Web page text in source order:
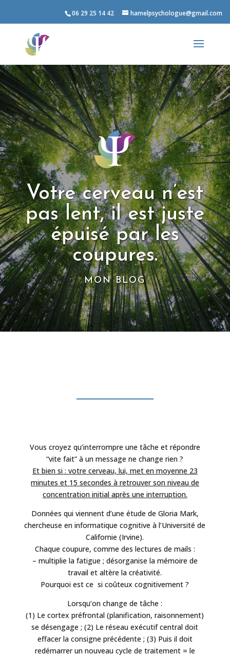
06 29 25 14 42 hamelpsychologue@gmail.com
Votre cerveau n’est
pas lent, il est juste
épuisé par les
coupures.
MON BLOG
Vous croyez qu’interrompre une tâche et répondre
“vite fait” à un message ne change rien ?
Et bien si : votre cerveau, lui, met en moyenne 23
minutes et 15 secondes à retrouver son niveau de
concentration initial après une interruption.
Données qui viennent d’une étude de Gloria Mark,
chercheuse en informatique cognitive à l’Université de
Californie (Irvine).
Chaque coupure, comme des lectures de mails :
– multiplie la fatigue ; désorganise la mémoire de
travail et altère la créativité.
Pourquoi est ce si coûteux cognitivement ?
Lorsqu’on change de tâche :
(1) Le cortex préfrontal (planification, raisonnement)
se désengage ; (2) Le réseau exécutif central doit
effacer la consigne précédente ; (3) Puis il doit
redémarrer un nouveau cycle de traitement = le